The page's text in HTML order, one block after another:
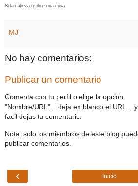
Si la cabeza te dice una cosa.
MJ
No hay comentarios:
Publicar un comentario
Comenta con tu perfil o elige la opción
"Nombre/URL"... deja en blanco el URL...
facil dejas tu comentario.
Nota: solo los miembros de este blog
publicar comentarios.
‹ Inicio